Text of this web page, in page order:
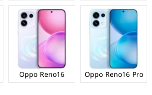
Oppo Reno16 Pro
Oppo Reno16